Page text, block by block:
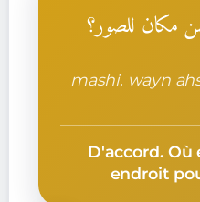
مكان للصور؟
mashi. wayn
D'accord.
endroit